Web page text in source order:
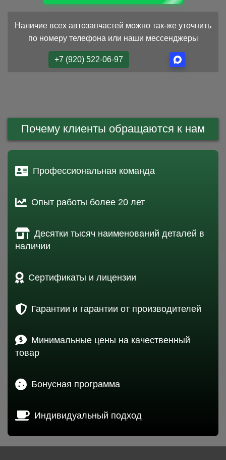
Наличие всех автозапчастей можно так-же уточнить
по номеру телефона или наши мессенджеры
+7 (920) 522-06-97
Почему клиенты обращаются к нам
Профессиональная команда
Опыт работы более 20 лет
Десятки тысяч наименований деталей в
наличии
Сертификаты и лицензии
Гарантии и гарантии от производителей
Минимальные цены на качественный
товар
Бонусная программа
Индивидуальный подход